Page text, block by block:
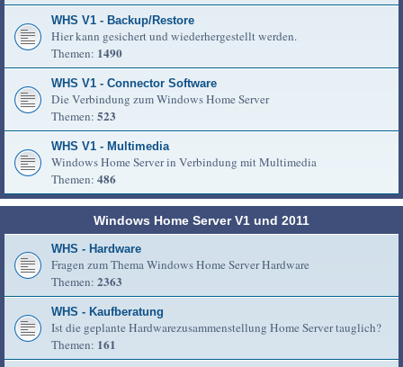
WHS V1 - Backup/Restore
Hier kann gesichert und wiederhergestellt werden.
Themen: 1490
WHS V1 - Connector Software
Die Verbindung zum Windows Home Server
Themen: 523
WHS V1 - Multimedia
Windows Home Server in Verbindung mit Multimedia
Themen: 486
Windows Home Server V1 und 2011
WHS - Hardware
Fragen zum Thema Windows Home Server Hardware
Themen: 2363
WHS - Kaufberatung
Ist die geplante Hardwarezusammenstellung Home Server tauglich?
Themen: 161